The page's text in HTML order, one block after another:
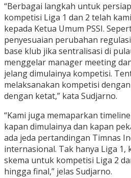
“Berbagai langkah untuk
kompetisi Liga 1 dan 2 telah
kepada Ketua Umum PSSI.
penyesuaian perubahan
base klub jika sentralisasi di
menggelar manager meeting
jelang dimulainya kompetisi.
melaksanakan kompetisi
dengan ketat,” kata Sudjarno.
“Kami juga memaparkan
kapan dimulainya dan kapan
ada jeda pertandingan Timnas
internasional. Tak hanya Liga 1,
skema untuk kompetisi Liga 2
hingga final,” jelas Sudjarno.